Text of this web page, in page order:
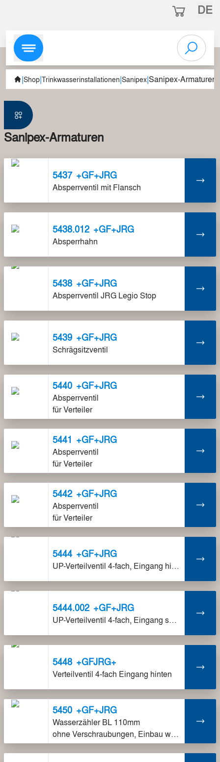
DE
|Shop|Trinkwasserinstallationen|Sanipex|Sanipex-Armaturen
Sanipex-Armaturen
5437 +GF+JRG
Absperrventil mit Flansch
5438.012 +GF+JRG
Absperrhahn
5438 +GF+JRG
Absperrventil JRG Legio Stop
5439 +GF+JRG
Schrägsitzventil
5440 +GF+JRG
Absperrventil
für Verteiler
5441 +GF+JRG
Absperrventil
für Verteiler
5442 +GF+JRG
Absperrventil
für Verteiler
5444 +GF+JRG
UP-Verteilventil 4-fach, Eingang hinten
5444.002 +GF+JRG
UP-Verteilventil 4-fach, Eingang seitlich
5448 +GFJRG+
Verteilventil 4-fach Eingang hinten
5450 +GF+JRG
Wasserzähler BL 110mm
ohne Verschraubungen, Einbau waagrecht oder senkrecht möglich. Passende Verschraubungen siehe 6971.07 (DN 15) und 6971.09 (DN 20).